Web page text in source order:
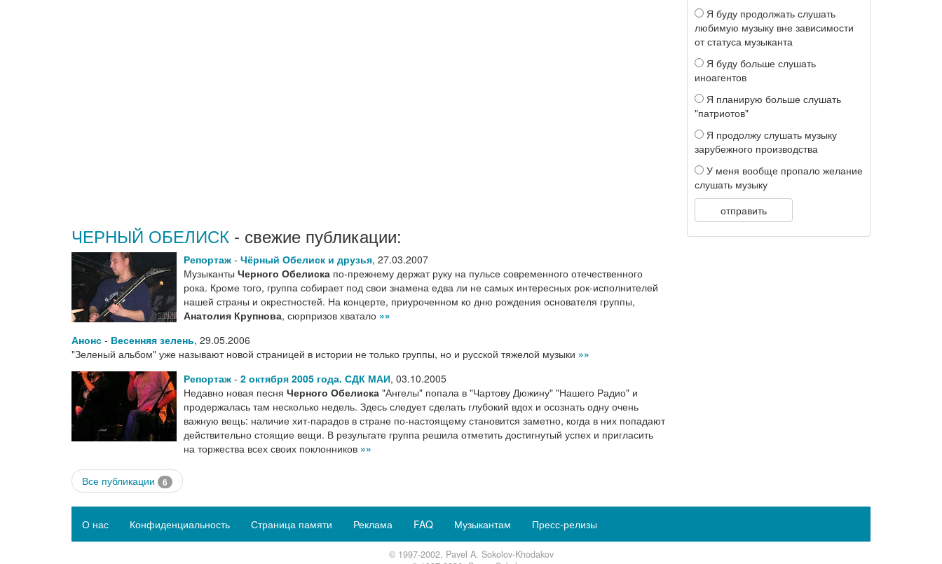
ЧЕРНЫЙ ОБЕЛИСК - свежие публикации:
Репортаж - Чёрный Обелиск и друзья, 27.03.2007
Музыканты Черного Обелиска по-прежнему держат руку на пульсе современного отечественного
рока. Кроме того, группа собирает под свои знамена едва ли не самых интересных рок-исполнителей
нашей страны и окрестностей. На концерте, приуроченном ко дню рождения основателя группы,
Анатолия Крупнова, сюрпризов хватало »»
Анонс - Весенняя зелень, 29.05.2006
"Зеленый альбом" уже называют новой страницей в истории не только группы, но и русской тяжелой музыки »»
Репортаж - 2 октября 2005 года. СДК МАИ, 03.10.2005
Недавно новая песня Черного Обелиска "Ангелы" попала в "Чартову Дюжину" "Нашего Радио" и
продержалась там несколько недель. Здесь следует сделать глубокий вдох и осознать одну очень
важную вещь: наличие хит-парадов в стране по-настоящему становится заметно, когда в них попадают
действительно стоящие вещи. В результате группа решила отметить достигнутый успех и пригласить
на торжества всех своих поклонников »»
Все публикации 6
Я буду продолжать слушать
любимую музыку вне зависимости
от статуса музыканта
Я буду больше слушать
иноагентов
Я планирую больше слушать
"патриотов"
Я продолжу слушать музыку
зарубежного производства
У меня вообще пропало желание
слушать музыку
отправить
О нас Конфиденциальность Страница памяти Реклама FAQ Музыкантам Пресс-релизы
© 1997-2002, Pavel A. Sokolov-Khodakov